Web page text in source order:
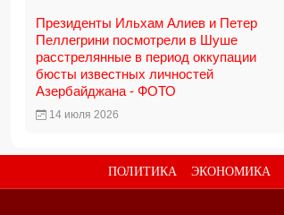
Президенты Ильхам Алиев и Петер
Пеллегрини посмотрели в Шуше
расстрелянные в период оккупации
бюсты известных личностей
Азербайджана - ФОТО
14 июля 2026
ПОЛИТИКА ЭКОНОМИКА